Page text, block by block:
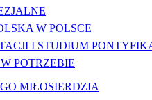
W POLSCE
I STUDIUM
POTRZEBIE
MIŁOSIERDZIA